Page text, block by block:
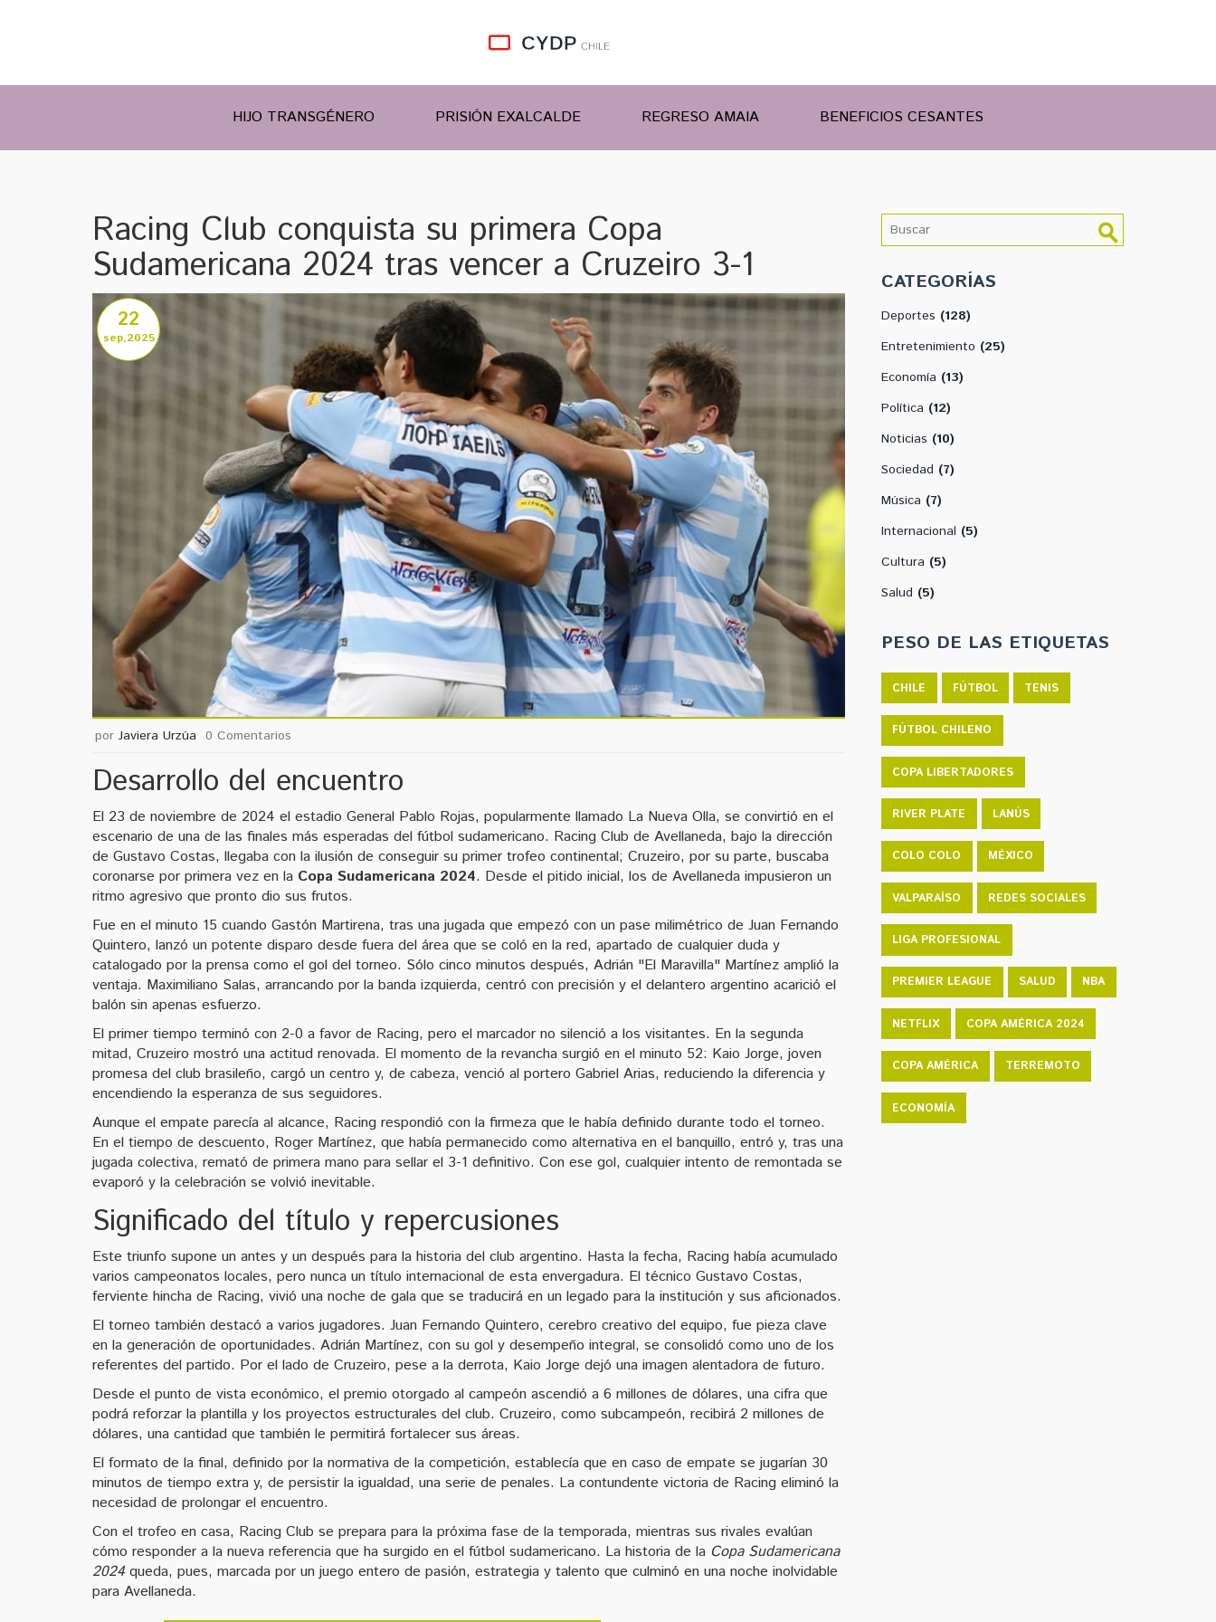
HIJO TRANSGÉNERO PRISIÓN EXALCALDE REGRESO AMAIA BENEFICIOS CESANTES
Racing Club conquista su primera Copa
Sudamericana 2024 tras vencer a Cruzeiro 3-1
22
sep,2025
por Javiera Urzúa 0 Comentarios
Desarrollo del encuentro
El 23 de noviembre de 2024 el estadio General Pablo Rojas, popularmente llamado La Nueva Olla, se convirtió en el
escenario de una de las finales más esperadas del fútbol sudamericano. Racing Club de Avellaneda, bajo la dirección
de Gustavo Costas, llegaba con la ilusión de conseguir su primer trofeo continental; Cruzeiro, por su parte, buscaba
coronarse por primera vez en la Copa Sudamericana 2024. Desde el pitido inicial, los de Avellaneda impusieron un
ritmo agresivo que pronto dio sus frutos.
Fue en el minuto 15 cuando Gastón Martirena, tras una jugada que empezó con un pase milimétrico de Juan Fernando
Quintero, lanzó un potente disparo desde fuera del área que se coló en la red, apartado de cualquier duda y
catalogado por la prensa como el gol del torneo. Sólo cinco minutos después, Adrián "El Maravilla" Martínez amplió la
ventaja. Maximiliano Salas, arrancando por la banda izquierda, centró con precisión y el delantero argentino acarició el
balón sin apenas esfuerzo.
El primer tiempo terminó con 2-0 a favor de Racing, pero el marcador no silenció a los visitantes. En la segunda
mitad, Cruzeiro mostró una actitud renovada. El momento de la revancha surgió en el minuto 52: Kaio Jorge, joven
promesa del club brasileño, cargó un centro y, de cabeza, venció al portero Gabriel Arias, reduciendo la diferencia y
encendiendo la esperanza de sus seguidores.
Aunque el empate parecía al alcance, Racing respondió con la firmeza que le había definido durante todo el torneo.
En el tiempo de descuento, Roger Martínez, que había permanecido como alternativa en el banquillo, entró y, tras una
jugada colectiva, remató de primera mano para sellar el 3-1 definitivo. Con ese gol, cualquier intento de remontada se
evaporó y la celebración se volvió inevitable.
Significado del título y repercusiones
Este triunfo supone un antes y un después para la historia del club argentino. Hasta la fecha, Racing había acumulado
varios campeonatos locales, pero nunca un título internacional de esta envergadura. El técnico Gustavo Costas,
ferviente hincha de Racing, vivió una noche de gala que se traducirá en un legado para la institución y sus aficionados.
El torneo también destacó a varios jugadores. Juan Fernando Quintero, cerebro creativo del equipo, fue pieza clave
en la generación de oportunidades. Adrián Martínez, con su gol y desempeño integral, se consolidó como uno de los
referentes del partido. Por el lado de Cruzeiro, pese a la derrota, Kaio Jorge dejó una imagen alentadora de futuro.
Desde el punto de vista económico, el premio otorgado al campeón ascendió a 6 millones de dólares, una cifra que
podrá reforzar la plantilla y los proyectos estructurales del club. Cruzeiro, como subcampeón, recibirá 2 millones de
dólares, una cantidad que también le permitirá fortalecer sus áreas.
El formato de la final, definido por la normativa de la competición, establecía que en caso de empate se jugarían 30
minutos de tiempo extra y, de persistir la igualdad, una serie de penales. La contundente victoria de Racing eliminó la
necesidad de prolongar el encuentro.
Con el trofeo en casa, Racing Club se prepara para la próxima fase de la temporada, mientras sus rivales evalúan
cómo responder a la nueva referencia que ha surgido en el fútbol sudamericano. La historia de la Copa Sudamericana
2024queda, pues, marcada por un juego entero de pasión, estrategia y talento que culminó en una noche inolvidable
para Avellaneda.
CATEGORÍAS
Deportes (128)
Entretenimiento (25)
Economía (13)
Política (12)
Noticias (10)
Sociedad (7)
Música (7)
Internacional (5)
Cultura (5)
Salud (5)
PESO DE LAS ETIQUETAS
CHILE FÚTBOL TENIS
FÚTBOL CHILENO
COPA LIBERTADORES
RIVER PLATE LANÚS
COLO COLO MÉXICO
VALPARAÍSO REDES SOCIALES
LIGA PROFESIONAL
PREMIER LEAGUE SALUD NBA
NETFLIX COPA AMÉRICA 2024
COPA AMÉRICA TERREMOTO
ECONOMÍA